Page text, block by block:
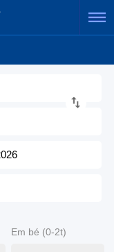
Em bé (0-2t)